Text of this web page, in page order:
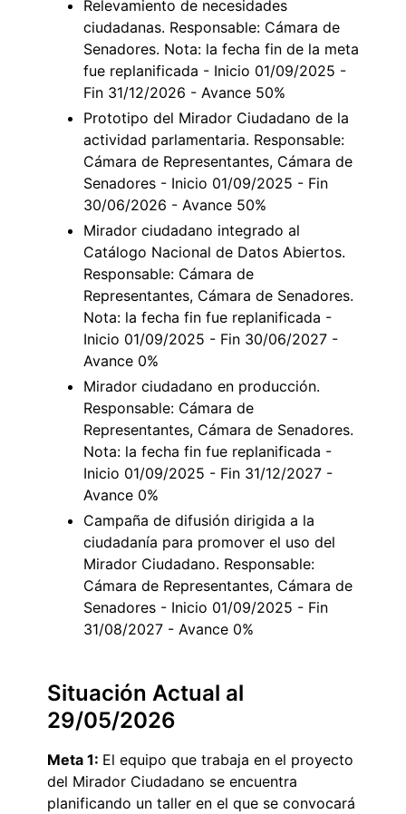
Relevamiento de necesidades
ciudadanas. Responsable: Cámara de
Senadores. Nota: la fecha fin de la meta
fue replanificada - Inicio 01/09/2025 -
Fin 31/12/2026 - Avance 50%
Prototipo del Mirador Ciudadano de la
actividad parlamentaria. Responsable:
Cámara de Representantes, Cámara de
Senadores - Inicio 01/09/2025 - Fin
30/06/2026 - Avance 50%
Mirador ciudadano integrado al
Catálogo Nacional de Datos Abiertos.
Responsable: Cámara de
Representantes, Cámara de Senadores.
Nota: la fecha fin fue replanificada -
Inicio 01/09/2025 - Fin 30/06/2027 -
Avance 0%
Mirador ciudadano en producción.
Responsable: Cámara de
Representantes, Cámara de Senadores.
Nota: la fecha fin fue replanificada -
Inicio 01/09/2025 - Fin 31/12/2027 -
Avance 0%
Campaña de difusión dirigida a la
ciudadanía para promover el uso del
Mirador Ciudadano. Responsable:
Cámara de Representantes, Cámara de
Senadores - Inicio 01/09/2025 - Fin
31/08/2027 - Avance 0%
Situación Actual al
29/05/2026
Meta 1: El equipo que trabaja en el proyecto
del Mirador Ciudadano se encuentra
planificando un taller en el que se convocará